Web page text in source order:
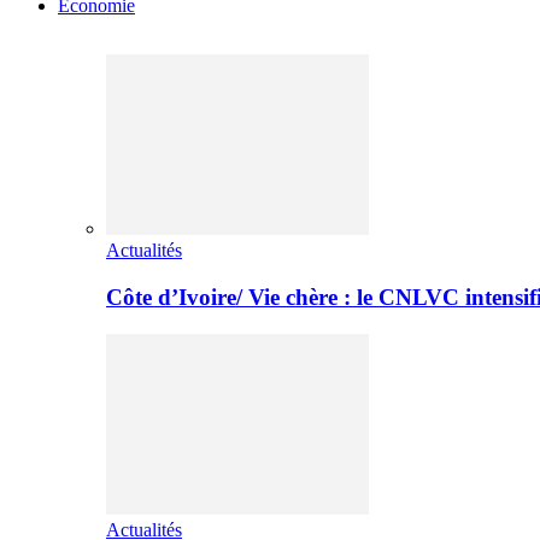
Economie
Actualités
Côte d’Ivoire/ Vie chère : le CNLVC
Actualités